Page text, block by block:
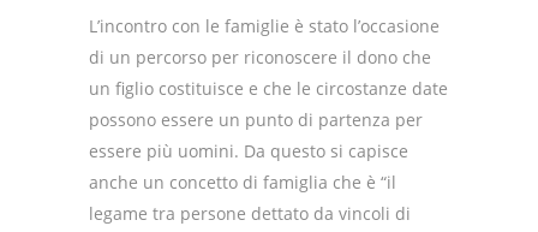
L’incontro con le famiglie è stato l’occasione
di un percorso per riconoscere il dono che
un figlio costituisce e che le circostanze date
possono essere un punto di partenza per
essere più uomini. Da questo si capisce
anche un concetto di famiglia che è “il
legame tra persone dettato da vincoli di